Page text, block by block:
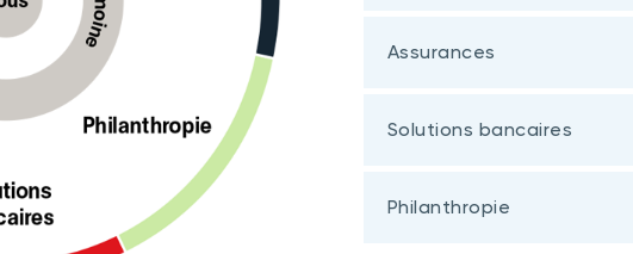
Assurances
Solutions bancaires
Philanthropie